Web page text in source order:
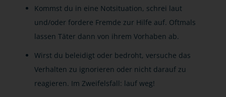
Kommst du in eine Notsituation, schrei laut
und/oder fordere Fremde zur Hilfe auf. Oftmals
lassen Täter dann von ihrem Vorhaben ab.
Wirst du beleidigt oder bedroht, versuche das
Verhalten zu ignorieren oder nicht darauf zu
reagieren. Im Zweifelsfall: lauf weg!